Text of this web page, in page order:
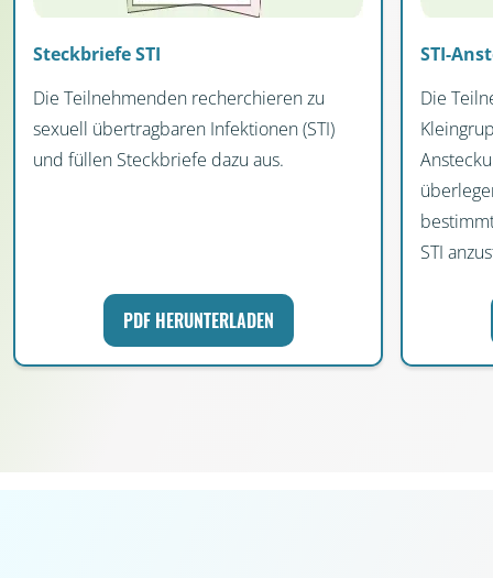
Steckbriefe STI
Die Teilnehmenden recherchieren zu
sexuell übertragbaren Infektionen (STI)
und füllen Steckbriefe dazu aus.
PDF HERUNTERLADEN
STI-
Die
STI